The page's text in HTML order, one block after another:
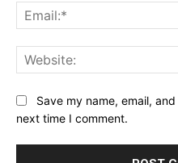
Save my name, email,
next time I comment.